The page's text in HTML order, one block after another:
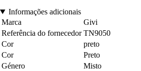
Informações adicionais
Marca
Givi
Referência do fornecedor TN9050
Cor
preto
Cor
Preto
Género
Misto